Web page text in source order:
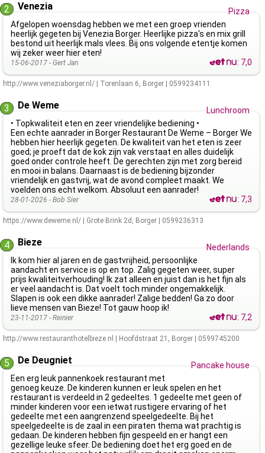
2 Venezia
Pizza
Afgelopen woensdag hebben we met een groep vrienden
heerlijk gegeten bij Venezia Borger. Heerlijke pizza's en mix grill
bestond uit heerlijk mals vlees. Bij ons volgende etentje komen
wij zeker weer hier eten!
15-06-2017 - Gert Jan : 7,0
http://www.veneziaborger.nl/ Torenlaan 6, Borger 0599234111
3 De Weme
Lunchroom
• Topkwaliteit eten en zeer vriendelijke bediening •
Een echte aanrader in Borger Restaurant De Weme – Borger We
hebben hier heerlijk gegeten. De kwaliteit van het eten is zeer
goed; je proeft dat de kok zijn vak verstaat en alles duidelijk
goed onder controle heeft. De gerechten zijn met zorg bereid
en mooi in balans. Daarnaast is de bediening bijzonder
vriendelijk en gastvrij, wat de avond compleet maakt. We
voelden ons echt welkom. Absoluut een aanrader!
28-01-2026 - Bob Sier : 7,3
https://www.deweme.nl/ Grote Brink 2d , Borger 0599236313
4 Bieze
Nederlands
Ik kom hier al jaren en de gastvrijheid, persoonlijke
aandacht en service is op en top. Zalig gegeten weer, super
prijs kwaliteitverhouding! Ik zat alleen en juist dan is het fijn als
er veel aandacht is. Dat voelt toch minder ongemakkelijk.
Slapen is ook een dikke aanrader! Zalige bedden! Ga zo door
lieve mensen van Bieze! Tot gauw hoop ik!
23-11-2017 - Reinier : 7,2
http://www.restauranthotelbieze.nl Hoofdstraat 21 , Borger 0599745200
5 De Deugniet
Pancake house
Een erg leuk pannenkoek restaurant met
genoeg keuze. De kinderen kunnen er leuk spelen en het
restaurant is verdeeld in 2 gedeeltes. 1 gedeelte met geen of
minder kinderen voor een ietwat rustigere ervaring of het
gedeelte met een aangrenzend speelgedeelte. Bij het
speelgedeelte is de zaal in een piraten thema wat prachtig is
gedaan. De kinderen hebben fijn gespeeld en er hangt een
gezellige leuke sfeer. De bediening doet het erg goed en de